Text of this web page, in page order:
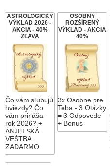
ASTROLOGICKÝ
VÝKLAD 2026 -
AKCIA - 40%
ZĽAVA
Čo vám sľubujú
hviezdy? Čo
vám prináša
rok 2026? +
ANJELSKÁ
VEŠTBA
ZADARMO
OSOBNÝ
ROZŠÍRENÝ
VÝKLAD - AKCIA
40%
3x Osobne pre
Teba - 3 Otázky
= 3 Odpovede
+ Bonus